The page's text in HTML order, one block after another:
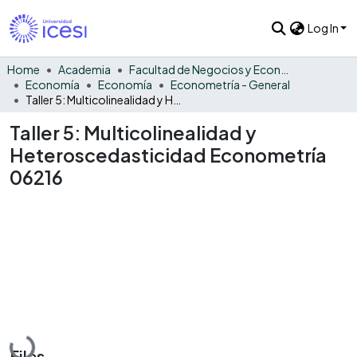
Log In
Home Academia
Economía
Economía
Econometría - General
Taller 5: Multicolinealidad y
Heteroscedasticidad Econometría
06216
Loading...